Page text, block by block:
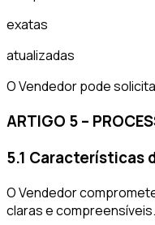
exatas
atualizadas
O Vendedor pode
ARTIGO 5 –
5.1 Características
O Vendedor
claras e compreensíveis.